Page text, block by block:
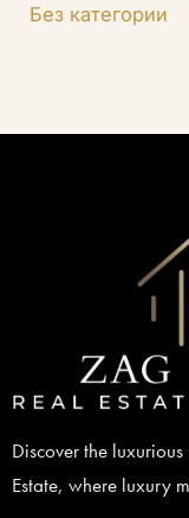
Без категории
Discover the
Estate, where luxury